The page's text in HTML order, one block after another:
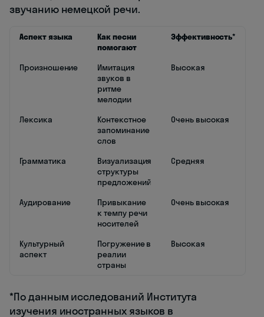
звучанию немецкой речи.
Аспект языка
Как песни
помогают
Эффективность*
Произношение
Имитация
звуков в
ритме
мелодии
Высокая
Лексика
Контекстное
запоминание
слов
Очень высокая
Грамматика
Визуализация
структуры
предложений
Средняя
Аудирование
Привыкание
к темпу речи
носителей
Очень высокая
Культурный
аспект
Погружение в
реалии
страны
Высокая
*По данным исследований Института
изучения иностранных языков в